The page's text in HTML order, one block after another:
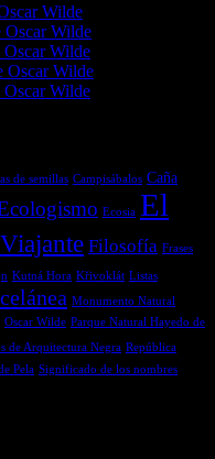
Wilde
Oscar Wilde
Oscar Wilde
Oscar Wilde
Oscar Wilde
de semillas Campisábalos Caña
Ecosia El
Filosofía Frases
Kutná Hora Křivoklát Listas
Monumento Natural
Oscar Wilde Parque Natural Hayedo de
de Arquitectura Negra República
Pela Significado de los nombres